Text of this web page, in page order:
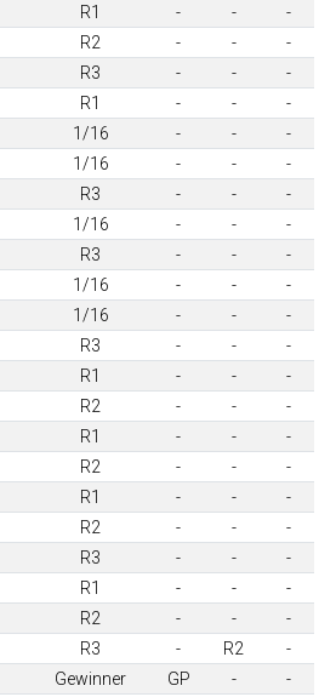
R1 - -
-
R2 - -
-
R3 - -
-
R1 - -
-
1/16 - -
-
1/16 - -
-
R3 - -
-
1/16 - -
-
R3 - -
-
1/16 - -
-
1/16 - -
-
R3 - -
-
R1 - -
-
R2 - -
-
R1 - -
-
R2 - -
-
R1 - -
-
R2 - -
-
R3 - -
-
R1 - -
-
R2 - -
-
R3 - R2
-
Gewinner GP -
-